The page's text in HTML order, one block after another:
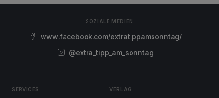
SOZIALE MEDIEN
www.facebook.com/extratippamsonntag/
@extra_tipp_am_sonntag
SERVICES VERLAG